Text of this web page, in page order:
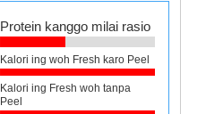
Protein kanggo milai rasio
Kalori ing woh Fresh karo Peel
Kalori ing Fresh woh tanpa
Peel